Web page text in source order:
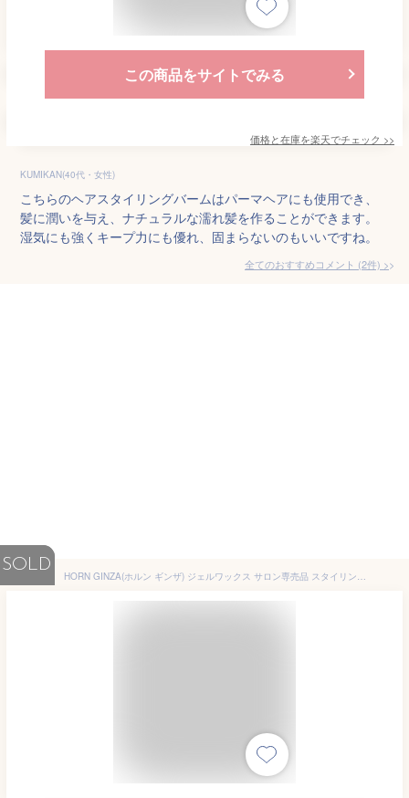
この商品をサイトでみる
価格と在庫を楽天でチェック >>
KUMIKAN(40代・女性)
こちらのヘアスタイリングバームはパーマヘアにも使用でき、
髪に潤いを与え、ナチュラルな濡れ髪を作ることができます。
湿気にも強くキープ力にも優れ、固まらないのもいいですね。
全てのおすすめコメント (2件) >
SOLD
HORN GINZA(ホルン ギンザ) ジェルワックス サロン専売品 スタイリング剤 200g ヘアジェル メンズ パーマ ハードジェル ウェット フレッシュシトラスの香り